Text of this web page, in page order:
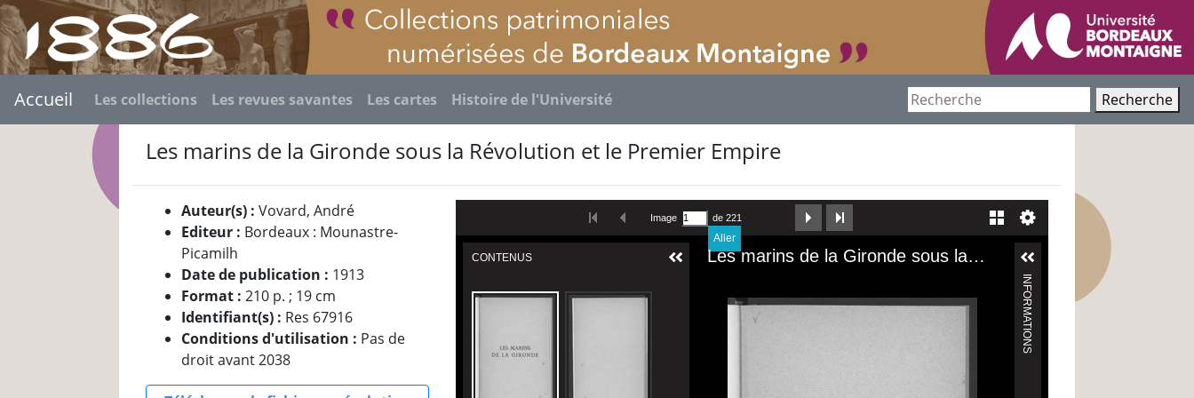
Accueil Les collections Les revues savantes Les cartes Histoire de l'Université Recherche
Les marins de la Gironde sous la Révolution et le Premier Empire
Auteur(s) :Vovard, André
Editeur : Bordeaux : Mounastre-
Picamilh
Date de publication : 1913
Format :210 p. ; 19 cm
Identifiant(s) : Res 67916
Conditions d'utilisation : Pas de
droit avant 2038